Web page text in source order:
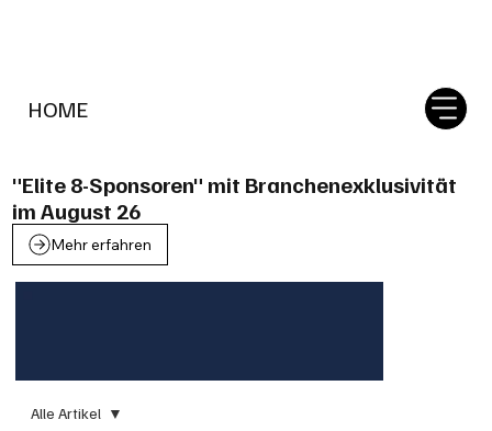
HOME
"Elite 8-Sponsoren" mit Branchenexklusivität
im August 26
Mehr erfahren
Alle Artikel